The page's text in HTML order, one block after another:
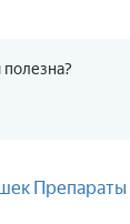
полезна?
Препараты